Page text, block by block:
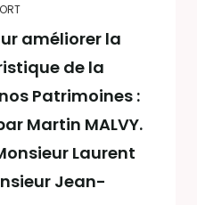
améliorer la
de la
Patrimoines :
Martin MALVY.
Laurent
Jean-